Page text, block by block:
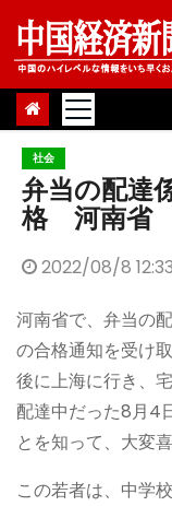
Skip
content
社会
弁当の配達
格 河南省
2022/08/8 12:33
河南省で、弁当の
の合格通知を受け
後に上海に行き、
配達中だった8月4
とを知って、大変
この若者は、中学